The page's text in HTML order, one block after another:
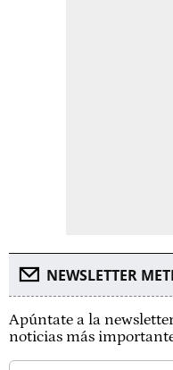
NEWSLETTER
Apúntate a la
noticias más